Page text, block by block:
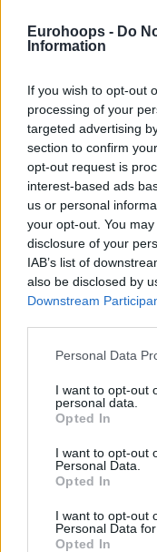
Eurohoops - Do
Information
If you wish to opt-out
processing of your
targeted advertising
section to confirm
opt-out request is
interest-based ads
us or personal
your opt-out. You
disclosure of your
IAB’s list of
also be disclosed by
Downstream
Please note that this
not limited to your
grant or deny
use your data for
consent section.
Personal Data
I want to opt-out
personal data.
Opted In
I want to opt-out
Personal Data.
Opted In
I want to opt-out
Personal Data
Opted In
Σίγουρα η απουσία
αρέσει και θα
Αλλά όσοι